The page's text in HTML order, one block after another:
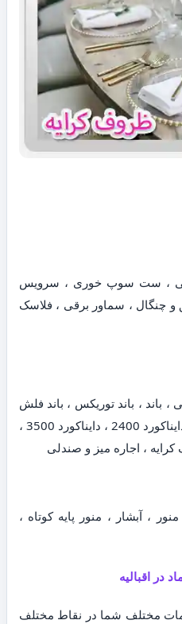
، ست سوپ خوری ، سرویس
چنگال ، سماور برقی ، فلاسک
باند ، باند توریکس ، باند فلش
خور ، ساب ، دایناکورد 1800 ، دایناکورد 2400 ، دایناکورد 3500 ،
، اجاره میز و صندلی
، آبشار ، منور پایه کوتاه ،
در اقبالیه
مختلف شما در نقاط مختلف